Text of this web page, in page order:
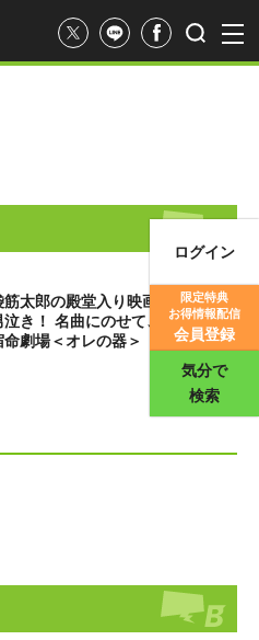
評価
ログイン
限定特典
お得情報配信
会員登録
気分で
検索
筋太郎の殿堂入り映画『砂の器』
泣き！ 名曲にのせて、玉袋父子
命劇場＜オレの器＞